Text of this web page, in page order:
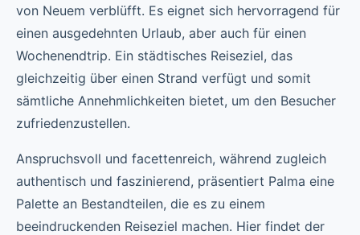
von Neuem verblüfft. Es eignet sich hervorragend für
einen ausgedehnten Urlaub, aber auch für einen
Wochenendtrip. Ein städtisches Reiseziel, das
gleichzeitig über einen Strand verfügt und somit
sämtliche Annehmlichkeiten bietet, um den Besucher
zufriedenzustellen.
Anspruchsvoll und facettenreich, während zugleich
authentisch und faszinierend, präsentiert Palma eine
Palette an Bestandteilen, die es zu einem
beeindruckenden Reiseziel machen. Hier findet der